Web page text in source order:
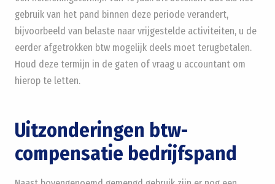
gebruik van het pand binnen deze periode verandert,
bijvoorbeeld van belaste naar vrijgestelde activiteiten, u de
eerder afgetrokken btw mogelijk deels moet terugbetalen.
Houd deze termijn in de gaten of vraag u accountant om
hierop te letten.
Uitzonderingen btw-
compensatie bedrijfspand